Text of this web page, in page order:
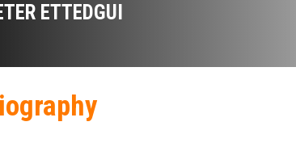
ETTEDGUI